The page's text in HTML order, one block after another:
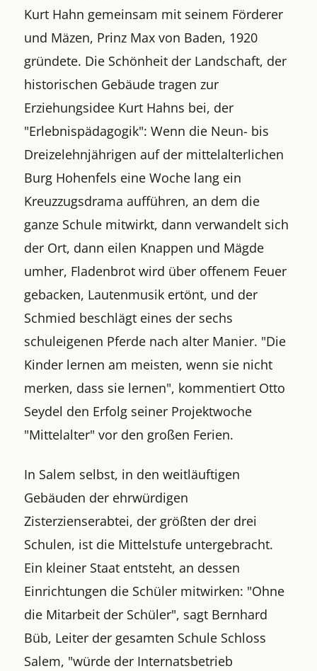
Kurt Hahn gemeinsam mit seinem Förderer
und Mäzen, Prinz Max von Baden, 1920
gründete. Die Schönheit der Landschaft, der
historischen Gebäude tragen zur
Erziehungsidee Kurt Hahns bei, der
"Erlebnispädagogik": Wenn die Neun- bis
Dreizelehnjährigen auf der mittelalterlichen
Burg Hohenfels eine Woche lang ein
Kreuzzugsdrama aufführen, an dem die
ganze Schule mitwirkt, dann verwandelt sich
der Ort, dann eilen Knappen und Mägde
umher, Fladenbrot wird über offenem Feuer
gebacken, Lautenmusik ertönt, und der
Schmied beschlägt eines der sechs
schuleigenen Pferde nach alter Manier. "Die
Kinder lernen am meisten, wenn sie nicht
merken, dass sie lernen", kommentiert Otto
Seydel den Erfolg seiner Projektwoche
"Mittelalter" vor den großen Ferien.
In Salem selbst, in den weitläuftigen
Gebäuden der ehrwürdigen
Zisterzienserabtei, der größten der drei
Schulen, ist die Mittelstufe untergebracht.
Ein kleiner Staat entsteht, an dessen
Einrichtungen die Schüler mitwirken: "Ohne
die Mitarbeit der Schüler", sagt Bernhard
Büb, Leiter der gesamten Schule Schloss
Salem, "würde der Internatsbetrieb